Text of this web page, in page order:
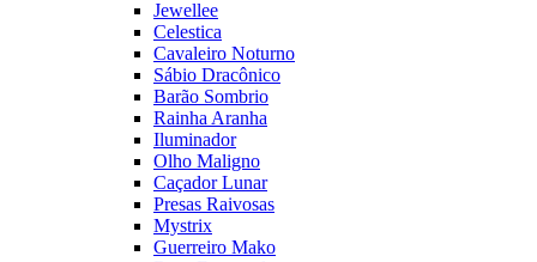
Jewellee
Celestica
Cavaleiro Noturno
Sábio Dracônico
Barão Sombrio
Rainha Aranha
Iluminador
Olho Maligno
Caçador Lunar
Presas Raivosas
Mystrix
Guerreiro Mako